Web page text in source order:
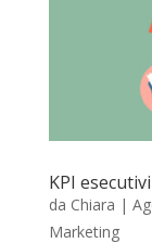
KPI
da Chiara |
Marketing